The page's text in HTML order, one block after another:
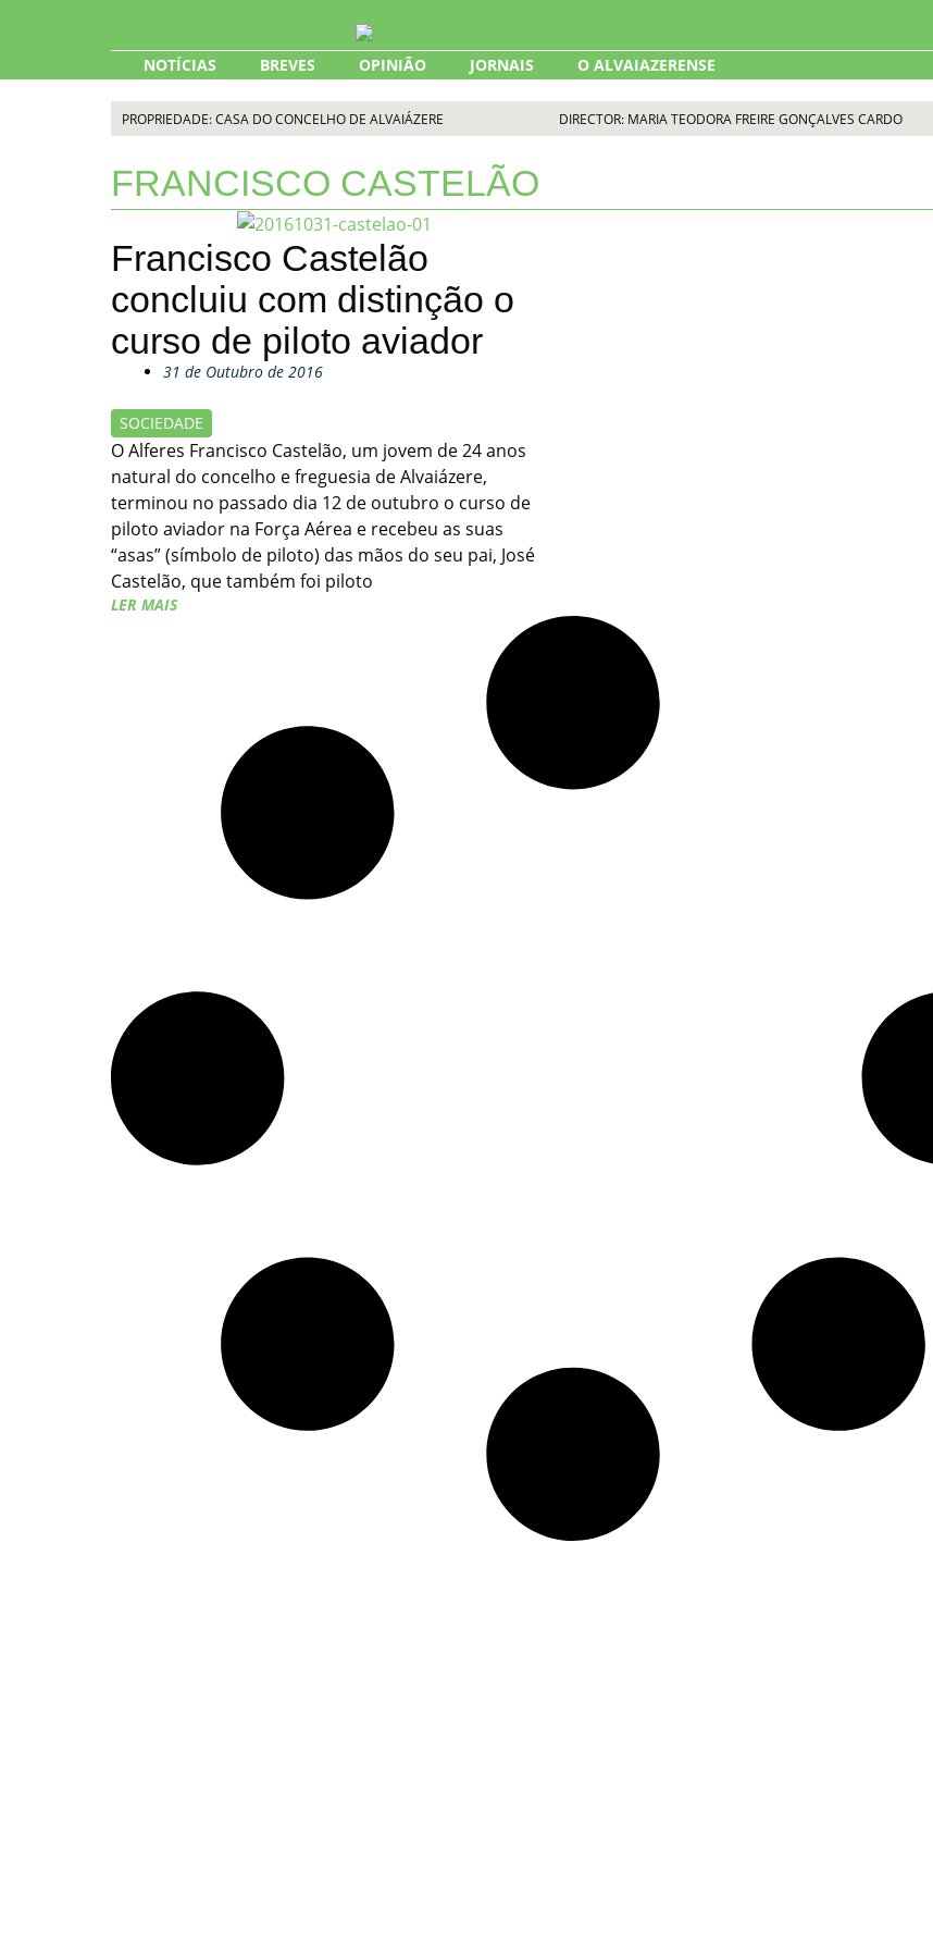
NOTÍCIAS BREVES OPINIÃO JORNAIS O ALVAIAZERENSE
PROPRIEDADE: CASA DO CONCELHO DE ALVAIÁZERE DIRECTOR: MARIA TEODORA FREIRE GONÇALVES CARDO
FRANCISCO CASTELÃO
Francisco Castelão
concluiu com distinção o
curso de piloto aviador
31 de Outubro de 2016
SOCIEDADE
O Alferes Francisco Castelão, um jovem de 24 anos
natural do concelho e freguesia de Alvaiázere,
terminou no passado dia 12 de outubro o curso de
piloto aviador na Força Aérea e recebeu as suas
“asas” (símbolo de piloto) das mãos do seu pai, José
Castelão, que também foi piloto
LER MAIS